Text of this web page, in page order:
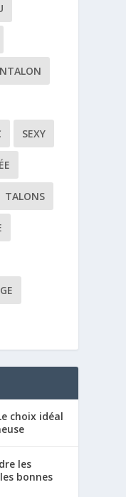
SEXY
TALONS
choix idéal
les
bonnes